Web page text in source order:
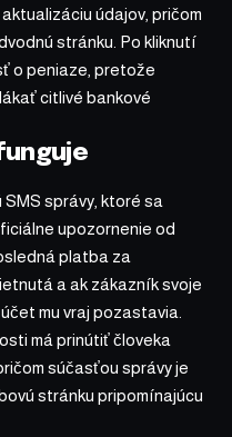
údajov, pričom
stránku. Po kliknutí
o peniaze, pretože
citlivé bankové
správy, ktoré sa
upozornenie od
platba za
a ak zákazník svoje
mu vraj pozastavia.
má prinútiť človeka
súčasťou správy je
stránku pripomínajúcu